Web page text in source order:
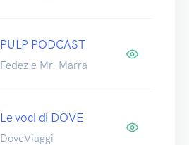
PULP PODCAST
Fedez e Mr. Marra
Le voci di DOVE
DoveViaggi